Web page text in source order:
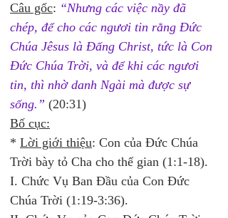
Câu gốc: “Nhưng các việc nầy đã
chép, để cho các ngươi tin rằng Ðức
Chúa Jêsus là Ðấng Christ, tức là Con
Ðức Chúa Trời, và để khi các ngươi
tin, thì nhờ danh Ngài mà được sự
sống.” (20:31)
Bố cục:
* Lời giới thiệu: Con của Đức Chúa
Trời bày tỏ Cha cho thế gian (1:1-18).
I. Chức Vụ Ban Đầu của Con Đức
Chúa Trời (1:19-3:36).